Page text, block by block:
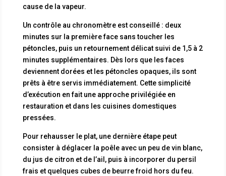
cause de la vapeur.
Un contrôle au chronomètre est conseillé : deux
minutes sur la première face sans toucher les
pétoncles, puis un retournement délicat suivi de 1,5 à 2
minutes supplémentaires. Dès lors que les faces
deviennent dorées et les pétoncles opaques, ils sont
prêts à être servis immédiatement. Cette simplicité
d’exécution en fait une approche privilégiée en
restauration et dans les cuisines domestiques
pressées.
Pour rehausser le plat, une dernière étape peut
consister à déglacer la poêle avec un peu de vin blanc,
du jus de citron et de l’ail, puis à incorporer du persil
frais et quelques cubes de beurre froid hors du feu.